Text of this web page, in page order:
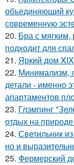
объединяющий
современную
20. Бра с мягким,
подходит для
21. Яркий дом
22. Минимализм,
детали - именно
апартаментов
23. Глэмпинг
отдых на
24. Светильник
но и
25. Фермерский